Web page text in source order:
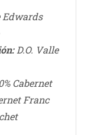
Edwards
D.O. Valle
Cabernet
Franc